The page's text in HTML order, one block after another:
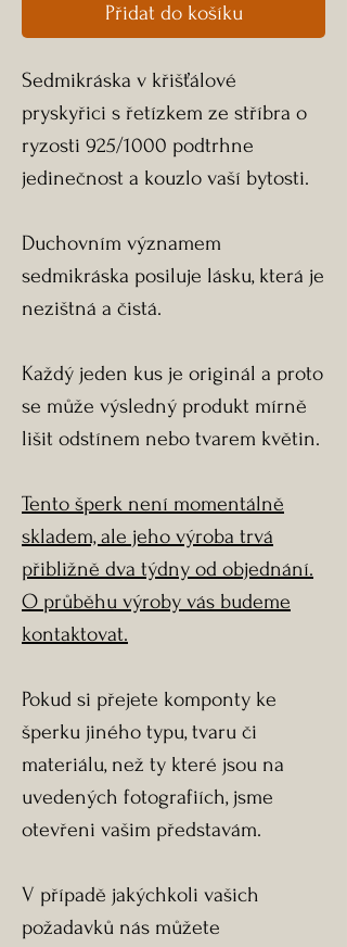
Přidat do košíku
Sedmikráska v křišťálové
pryskyřici s řetízkem ze stříbra o
ryzosti 925/1000 podtrhne
jedinečnost a kouzlo vaší bytosti.
Duchovním významem
sedmikráska posiluje lásku, která je
nezištná a čistá.
Každý jeden kus je originál a proto
se může výsledný produkt mírně
lišit odstínem nebo tvarem květin.
Tento šperk není momentálně
skladem, ale jeho výroba trvá
přibližně dva týdny od objednání.
O průběhu výroby vás budeme
kontaktovat.
Pokud si přejete komponty ke
šperku jiného typu, tvaru či
materiálu, než ty které jsou na
uvedených fotografiích, jsme
otevřeni vašim představám.
V případě jakýchkoli vašich
požadavků nás můžete